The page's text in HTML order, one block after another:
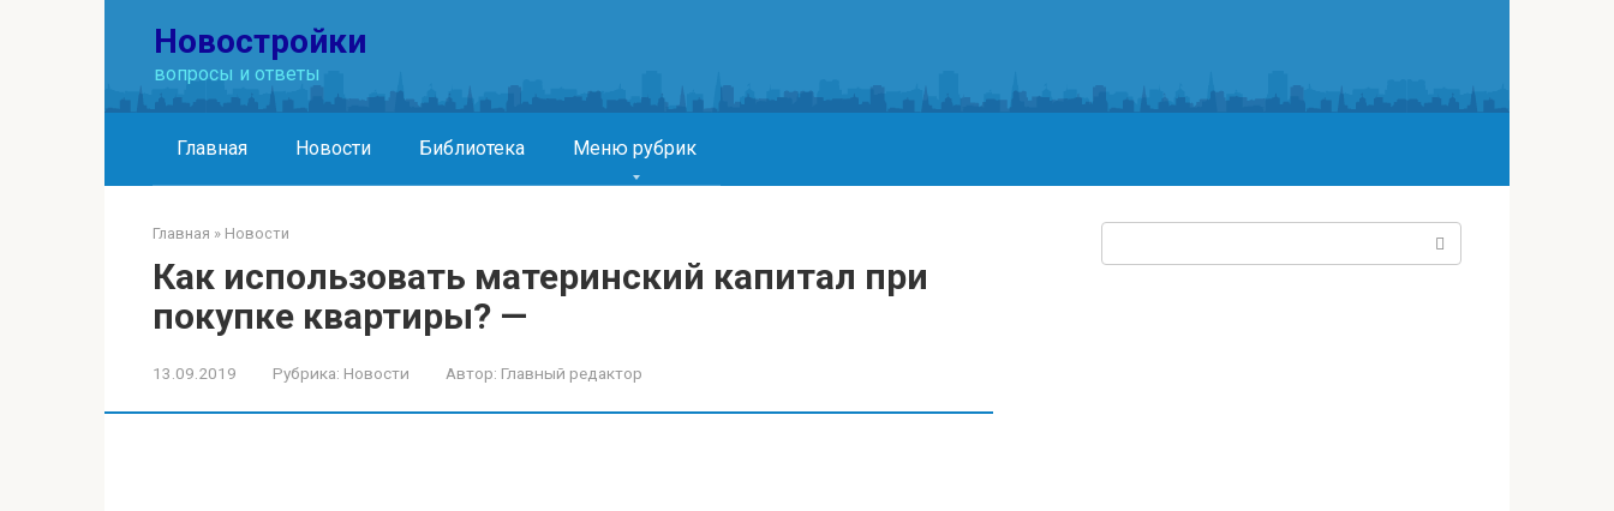
Новостройки
вопросы и ответы
Главная Новости Библиотека Меню рубрик
Главная » Новости
Как использовать материнский капитал при
покупке квартиры? —
13.09.2019 Рубрика: Новости Автор: Главный редактор